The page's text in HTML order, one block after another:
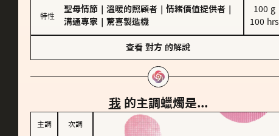
特性
聖母情節 溫暖的照顧者 情緒價值提供者
溝通專家
驚喜製造機
100 g
100 hrs
查看 對方 的解說
我 的主調蠟燭是...
主調 次調